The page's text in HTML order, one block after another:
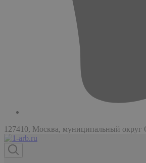
127410, Москва, муниципальный округ